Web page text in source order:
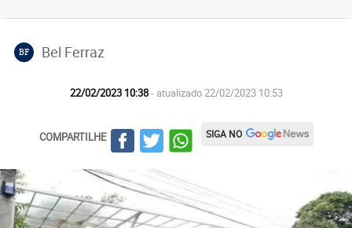
BF Bel Ferraz
22/02/2023 10:38- atualizado 22/02/2023 10:53
COMPARTILHE SIGA NO